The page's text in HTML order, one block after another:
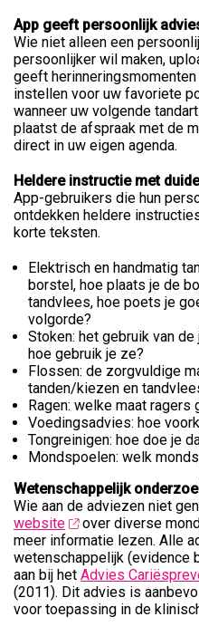
App geeft persoonlijk
Wie niet alleen een
persoonlijker wil maken,
geeft herinneringsmomenten
instellen voor uw favoriete
wanneer uw volgende
plaatst de afspraak met de
direct in uw eigen agenda.
Heldere instructie met
App-gebruikers die hun
ontdekken heldere
korte teksten.
Elektrisch en handmatig
borstel, hoe plaats je de
tandvlees, hoe poets je
volgorde?
Stoken: het gebruik van
hoe gebruik je ze?
Flossen: de zorgvuldige
tanden/kiezen en
Ragen: welke maat ragers
Voedingsadvies: hoe
Tongreinigen: hoe doe je
Mondspoelen: welk
Wetenschappelijk
Wie aan de adviezen niet
website
over diverse
meer informatie lezen. Alle
wetenschappelijk (evidence
aan bij het Advies
(2011). Dit advies is
voor toepassing in de